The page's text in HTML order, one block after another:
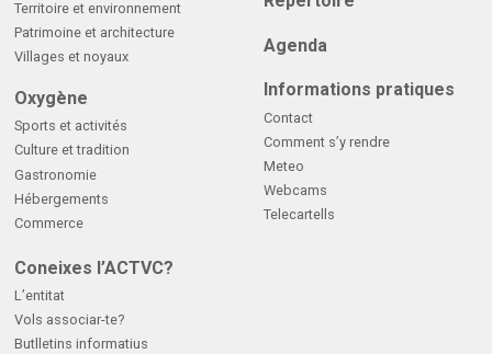
Territoire et environnement
Patrimoine et architecture
Villages et noyaux
Oxygène
Sports et activités
Culture et tradition
Gastronomie
Hébergements
Commerce
Agenda
Informations pratiques
Contact
Comment s’y rendre
Meteo
Webcams
Telecartells
Coneixes l’ACTVC?
L’entitat
Vols associar-te?
Butlletins informatius